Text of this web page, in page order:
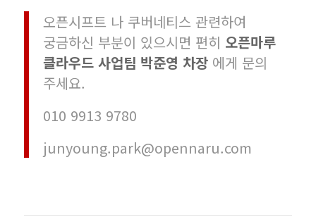
오픈시프트 나 쿠버네티스 관련하여
궁금하신 부분이 있으시면 편히 오픈마루
클라우드 사업팀 박준영 차장에게 문의
주세요.
010 9913 9780
junyoung.park@opennaru.com